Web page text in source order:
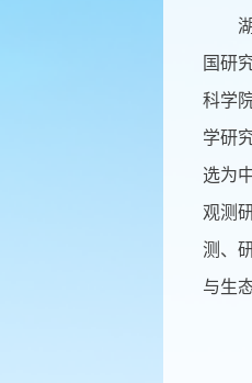
湖
国研
科学
学研
选为
观测
测、
与生